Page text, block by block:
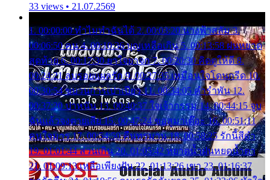
33 views • 21.07.2569
1. 00:00:00 ทำไมทำฉันได้ 2. 00:03:20 นางฟ้าสลัม 3.
00:06:50 คน 4. 00:10:36 บุญเหลือเกิน 5. 00:13:58 ฝนหยาด
สุดท้าย 6. 00:17:30 ยาใจยาจก 7. 00:20:30 คิดดูให้ดี 8.
00:24:21 ลบรอยแผลรัก 9. 00:27:35 เหมือนใจโดนกรีด 10.
00:30:54 ขบวนการเปาเปียว 11. 00:34:05 คำรำพัน 12.
00:37:20 ปาหนัน 13. 00:40:37 ใจเจ้ากรรม 14. 00:44:15 จูบ
ฉันแล้วจงตายเสีย 15. 00:47:24 ขอสูมาเต๊อะ 16. 00:51:11
คนใจมาร 17. 00:54:50 คืนทรมาน 18. 00:58:25 รักนี้สีดำ
19. 01:01:44 ส่วนเกิน 20. 01:05:42 หยาดน้ำฝนหยดน้ำตา
21. 01:09:13 เหลือเพียงฝัน 22. 01:13:26 เขา 23. 01:16:37